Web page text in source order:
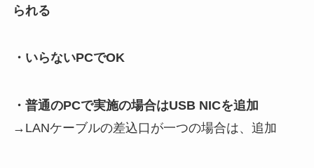
られる
・いらないPCでOK
・普通のPCで実施の場合はUSB NICを追加
→LANケーブルの差込口が一つの場合は、追加